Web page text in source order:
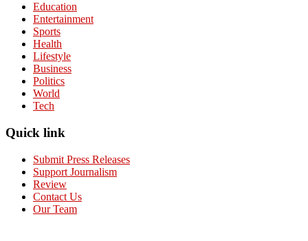
Education
Entertainment
Sports
Health
Lifestyle
Business
Politics
World
Tech
Quick link
Submit Press Releases
Support Journalism
Review
Contact Us
Our Team